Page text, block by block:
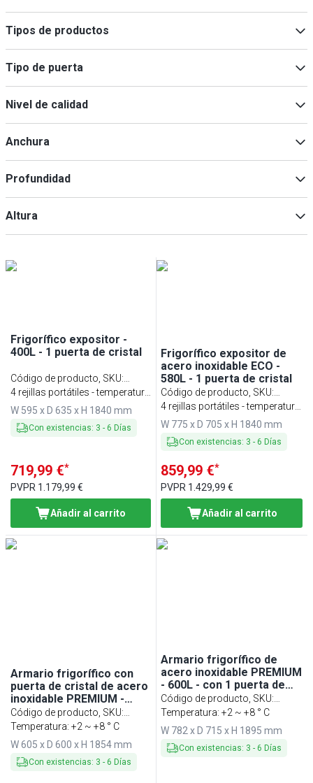
Tipos de productos
Refrigeradores de almacenamiento
Tipo de puerta
Puerta maciza(
Nivel de calidad
Premium
Anchura
Profundidad
Altura
Frigorífico expositor -
400L - 1 puerta de cristal
Código de producto, SKU:
KSS400GN
4 rejillas portátiles - temperatura
0 ~ +8 °C
W 595 x D 635 x H 1840 mm
Con existencias: 3 - 6 Días
719,99 €*
PVPR 1.179,99 €
Añadir al carrito
Frigorífico expositor de
acero inoxidable ECO -
580L - 1 puerta de cristal
Código de producto, SKU:
KSS600GN
4 rejillas portátiles - temperatura
0 ~+ 8 °C
W 775 x D 705 x H 1840 mm
Con existencias: 3 - 6 Días
859,99 €*
PVPR 1.429,99 €
Añadir al carrito
Armario frigorífico con
puerta de cristal de acero
inoxidable PREMIUM -
400L - con 1 puerta de
cristal - estático;
R600a; AISI 304; puerta no
reversible
Código de producto, SKU:
KSS400HGN
Temperatura: +2 ~ +8 ° C
W 605 x D 600 x H 1854 mm
Con existencias: 3 - 6 Días
Armario frigorífico de
acero inoxidable PREMIUM
- 600L - con 1 puerta de
cristal - estático;
desescarche automático;
Código de producto, SKU:
KSS600HGN
Temperatura: +2 ~ +8 ° C
W 782 x D 715 x H 1895 mm
Con existencias: 3 - 6 Días